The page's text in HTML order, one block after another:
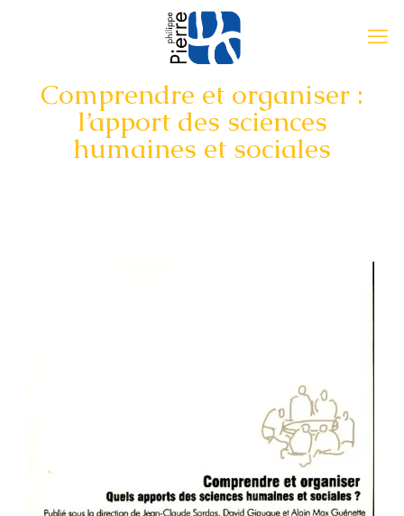
Comprendre et organiser :
l’apport des sciences
humaines et sociales